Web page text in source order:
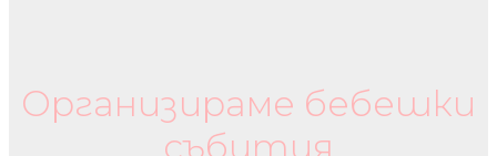
Организираме бебешки
събития